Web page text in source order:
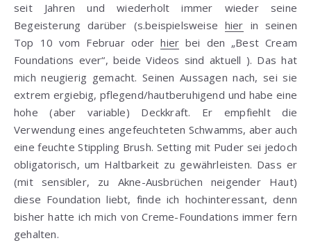
seit Jahren und wiederholt immer wieder seine
Begeisterung darüber (s.beispielsweise hier in seinen
Top 10 vom Februar oderhier bei den „Best Cream
Foundations ever“, beide Videos sind aktuell ). Das hat
mich neugierig gemacht. Seinen Aussagen nach, sei sie
extrem ergiebig, pflegend/hautberuhigend und habe eine
hohe (aber variable) Deckkraft. Er empfiehlt die
Verwendung eines angefeuchteten Schwamms, aber auch
eine feuchte Stippling Brush. Setting mit Puder sei jedoch
obligatorisch, um Haltbarkeit zu gewährleisten. Dass er
(mit sensibler, zu Akne-Ausbrüchen neigender Haut)
diese Foundation liebt, finde ich hochinteressant, denn
bisher hatte ich mich von Creme-Foundations immer fern
gehalten.